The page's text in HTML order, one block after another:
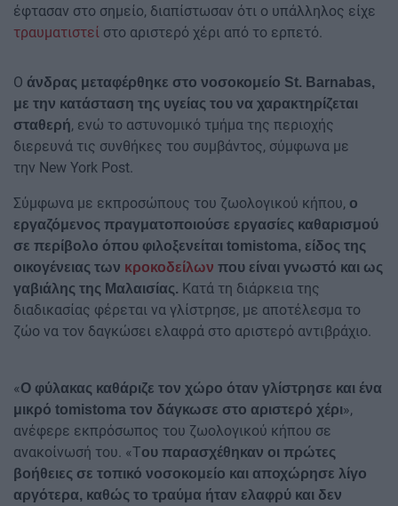
έφτασαν στο σημείο, διαπίστωσαν ότι ο υπάλληλος είχε
τραυματιστεί στο αριστερό χέρι από το ερπετό.
Ο άνδρας μεταφέρθηκε στο νοσοκομείο St. Barnabas,
με την κατάσταση της υγείας του να χαρακτηρίζεται
σταθερή, ενώ το αστυνομικό τμήμα της περιοχής
διερευνά τις συνθήκες του συμβάντος, σύμφωνα με
την New York Post.
Σύμφωνα με εκπροσώπους του ζωολογικού κήπου, ο
εργαζόμενος πραγματοποιούσε εργασίες καθαρισμού
σε περίβολο όπου φιλοξενείται tomistoma, είδος της
οικογένειας των κροκοδείλων που είναι γνωστό και ως
γαβιάλης της Μαλαισίας. Κατά τη διάρκεια της
διαδικασίας φέρεται να γλίστρησε, με αποτέλεσμα το
ζώο να τον δαγκώσει ελαφρά στο αριστερό αντιβράχιο.
«Ο φύλακας καθάριζε τον χώρο όταν γλίστρησε και ένα
μικρό tomistoma τον δάγκωσε στο αριστερό χέρι»,
ανέφερε εκπρόσωπος του ζωολογικού κήπου σε
ανακοίνωσή του. «Του παρασχέθηκαν οι πρώτες
βοήθειες σε τοπικό νοσοκομείο και αποχώρησε λίγο
αργότερα, καθώς το τραύμα ήταν ελαφρύ και δεν